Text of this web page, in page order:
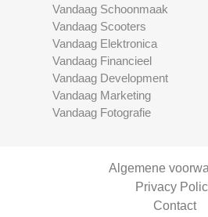
Vandaag Schoonmaak
Vandaag Scooters
Vandaag Elektronica
Vandaag Financieel
Vandaag Development
Vandaag Marketing
Vandaag Fotografie
Algemene
Privacy
Contact